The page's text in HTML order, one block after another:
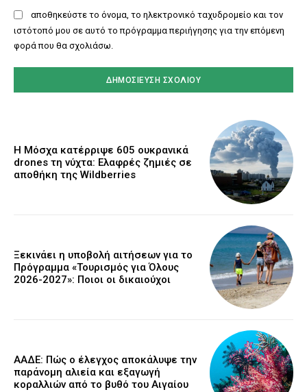
αποθηκεύστε το όνομα, το ηλεκτρονικό ταχυδρομείο και τον
ιστότοπό μου σε αυτό το πρόγραμμα περιήγησης για την επόμενη
φορά που θα σχολιάσω.
Η Μόσχα κατέρριψε 605 ουκρανικά
drones τη νύχτα: Ελαφρές ζημιές σε
αποθήκη της Wildberries
Ξεκινάει η υποβολή αιτήσεων για το
Πρόγραμμα «Τουρισμός για Όλους
2026-2027»: Ποιοι οι δικαιούχοι
ΑΑΔΕ: Πώς ο έλεγχος αποκάλυψε την
παράνομη αλιεία και εξαγωγή
κοραλλιών από το βυθό του Αιγαίου